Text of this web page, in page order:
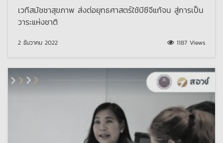
เวทีสมัชชาสุขภาพ ส่งต่อยุทธศาสตร์ใช้บีซีจีแก้จน สู่การเป็น
วาระแห่งชาติ
2 ธันวาคม 2022 1187 Views